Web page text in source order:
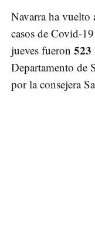
Navarra ha vuelto
casos de Covid-
jueves fueron 523
Departamento de
por la consejera